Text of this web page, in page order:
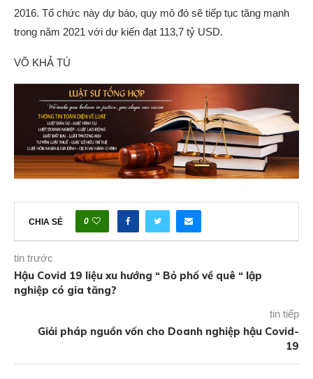
2016. Tổ chức này dự báo, quy mô đó sẽ tiếp tục tăng mạnh
trong năm 2021 với dự kiến đạt 113,7 tỷ USD.
VÕ KHẢ TÚ
CHIA SẺ 0
tin trước
Hậu Covid 19 liệu xu hướng “ Bỏ phố về quê “ lập
nghiệp có gia tăng?
tin tiếp
Giải pháp nguồn vốn cho Doanh nghiệp hậu Covid-
19